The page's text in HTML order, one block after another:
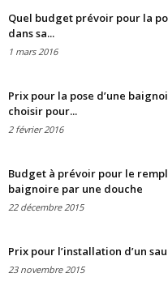
Quel budget prévoir pour la
dans sa...
1 mars 2016
Prix pour la pose d’une
choisir pour...
2 février 2016
Budget à prévoir pour le
baignoire par une douche
22 décembre 2015
Prix pour l’installation d’un
23 novembre 2015